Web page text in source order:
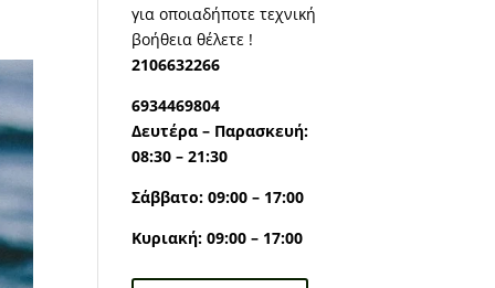
για οποιαδήποτε τεχνική
βοήθεια θέλετε !
2106632266
6934469804
Δευτέρα – Παρασκευή:
08:30 – 21:30
Σάββατο: 09:00 – 17:00
Κυριακή: 09:00 – 17:00